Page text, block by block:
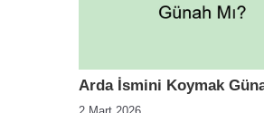
Arda İsmini Koymak